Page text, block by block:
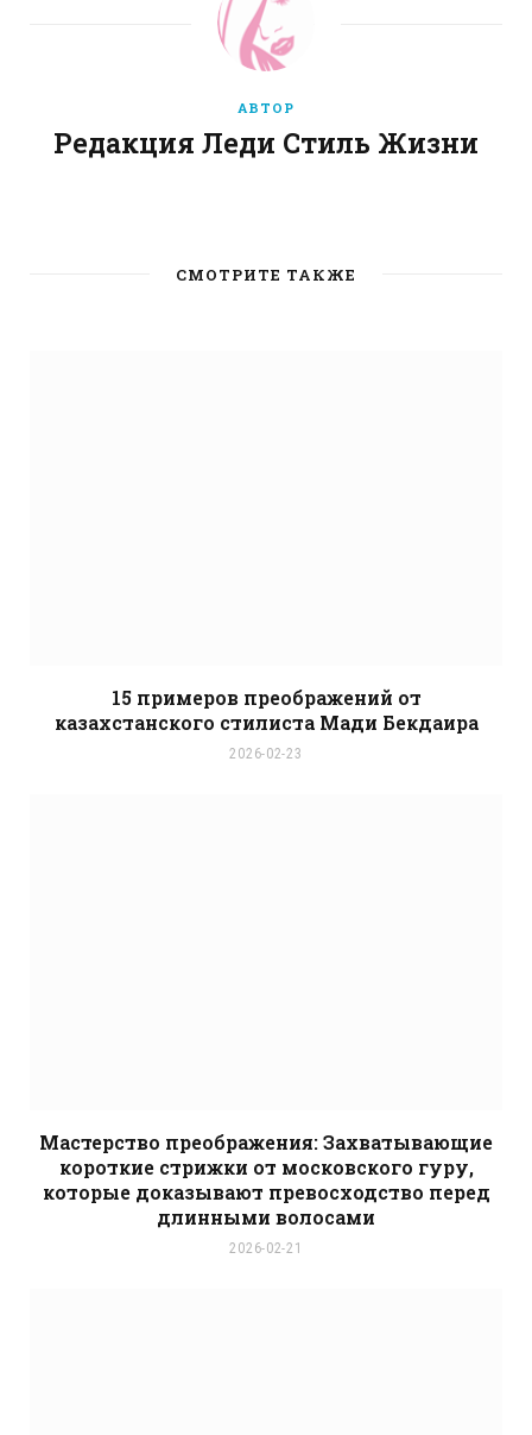
АВТОР
Редакция Леди Стиль Жизни
b
СМОТРИТЕ ТАКЖЕ
15 примеров преображений от
казахстанского стилиста Мади Бекдаира
2026-02-23
Мастерство преображения: Захватывающие
короткие стрижки от московского гуру,
которые доказывают превосходство перед
длинными волосами
2026-02-21